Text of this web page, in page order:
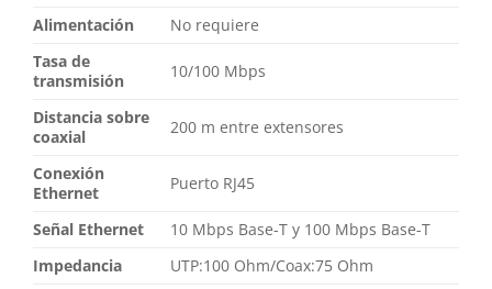
Alimentación
No requiere
Tasa de
transmisión
10/100 Mbps
Distancia sobre
coaxial
200 m entre extensores
Conexión
Ethernet
Puerto RJ45
Señal Ethernet
10 Mbps Base-T y 100 Mbps Base-T
Impedancia
UTP:100 Ohm/Coax:75 Ohm